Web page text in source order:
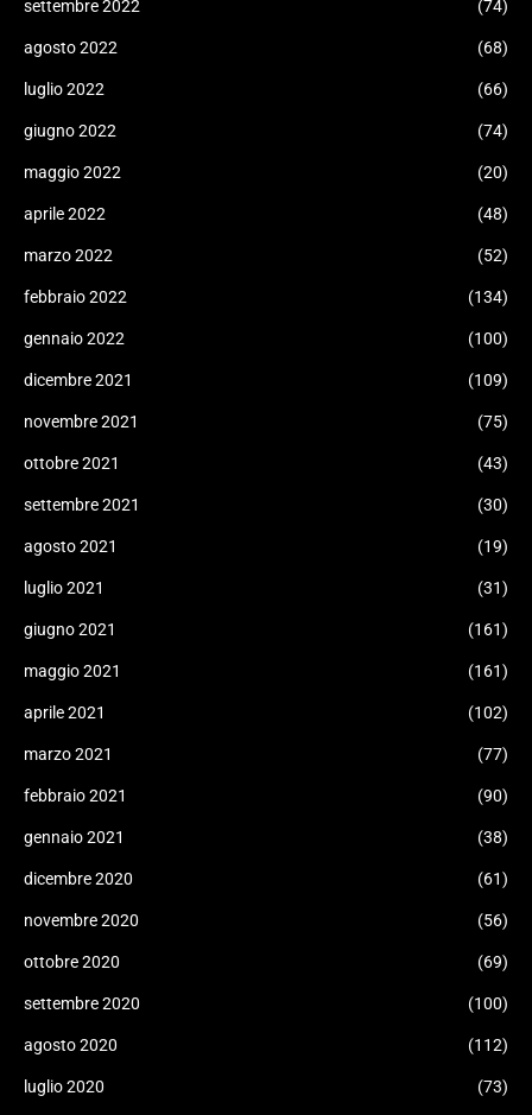
settembre 2022 (74)
agosto 2022 (68)
luglio 2022 (66)
giugno 2022 (74)
maggio 2022 (20)
aprile 2022 (48)
marzo 2022 (52)
febbraio 2022 (134)
gennaio 2022 (100)
dicembre 2021 (109)
novembre 2021 (75)
ottobre 2021 (43)
settembre 2021 (30)
agosto 2021 (19)
luglio 2021 (31)
giugno 2021 (161)
maggio 2021 (161)
aprile 2021 (102)
marzo 2021 (77)
febbraio 2021 (90)
gennaio 2021 (38)
dicembre 2020 (61)
novembre 2020 (56)
ottobre 2020 (69)
settembre 2020 (100)
agosto 2020 (112)
luglio 2020 (73)